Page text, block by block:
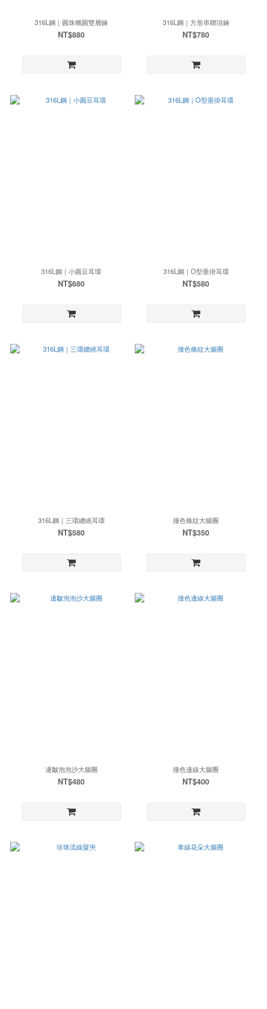
316L鋼｜圓珠橢圓雙層鍊
NT$880
316L鋼｜方形串聯項鍊
NT$780
316L鋼｜小圓豆耳環
NT$680
316L鋼｜O型垂掛耳環
NT$580
316L鋼｜三環纏繞耳環
NT$580
撞色條紋大腸圈
NT$350
邊皺泡泡沙大腸圈
NT$480
撞色邊線大腸圈
NT$400